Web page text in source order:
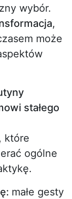
wybór.
,
może
stałego
które
ogólne
małe gesty